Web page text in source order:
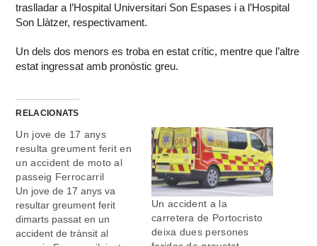
traslladar a l’Hospital Universitari Son Espases i a l’Hospital
Son Llàtzer, respectivament.
Un dels dos menors es troba en estat crític, mentre que l’altre
estat ingressat amb pronòstic greu.
RELACIONATS
Un jove de 17 anys
resulta greument ferit en
un accident de moto al
passeig Ferrocarril
Un jove de 17 anys va
resultar greument ferit
dimarts passat en un
accident de trànsit al
Un accident a la
carretera de Portocristo
deixa dues persones